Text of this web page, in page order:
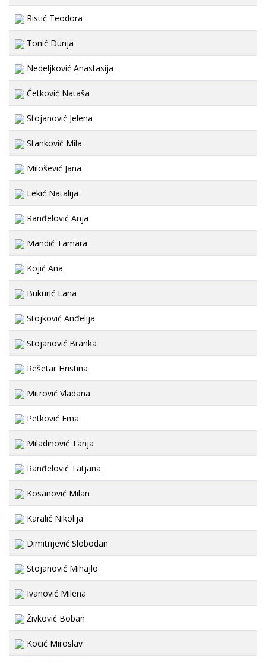
Ristić Teodora
Tonić Dunja
Nedeljković Anastasija
Ćetković Nataša
Stojanović Jelena
Stanković Mila
Milošević Jana
Lekić Natalija
Ranđelović Anja
Mandić Tamara
Kojić Ana
Bukurić Lana
Stojković Anđelija
Stojanović Branka
Rešetar Hristina
Mitrović Vladana
Petković Ema
Miladinović Tanja
Ranđelović Tatjana
Kosanović Milan
Karalić Nikolija
Dimitrijević Slobodan
Stojanović Mihajlo
Ivanović Milena
Živković Boban
Kocić Miroslav